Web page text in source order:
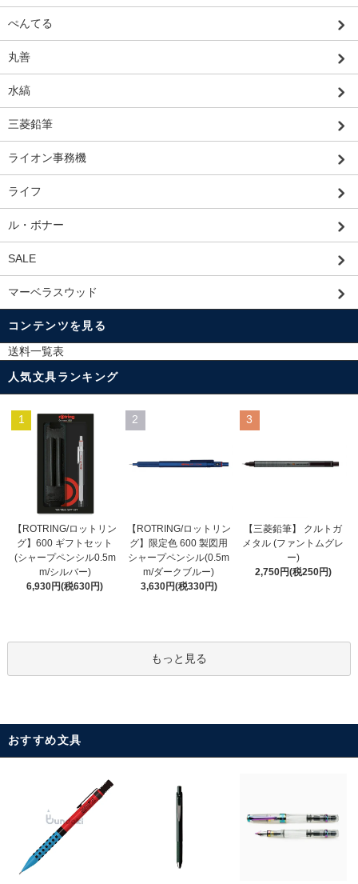
ぺんてる
丸善
水縞
三菱鉛筆
ライオン事務機
ライフ
ル・ボナー
SALE
マーベラスウッド
コンテンツを見る
送料一覧表
人気文具ランキング
1
【ROTRING/ロットリン
グ】600 ギフトセット
(シャープペンシル0.5m
m/シルバー)
6,930円(税630円)
2
【ROTRING/ロットリン
グ】限定色 600 製図用
シャープペンシル(0.5m
m/ダークブルー)
3,630円(税330円)
3
【三菱鉛筆】 クルトガ
メタル (ファントムグレ
ー)
2,750円(税250円)
もっと見る
おすすめ文具